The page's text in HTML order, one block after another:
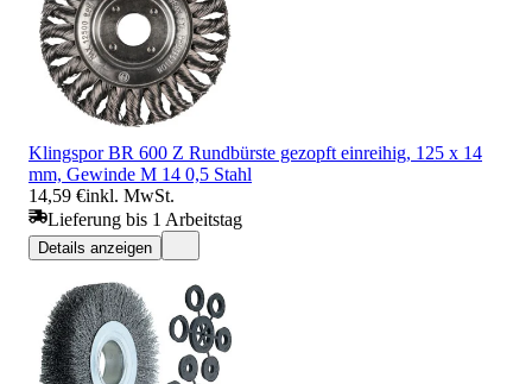
Klingspor BR 600 Z Rundbürste gezopft einreihig, 125 x 14
mm, Gewinde M 14 0,5 Stahl
14,59 €inkl. MwSt.
Lieferung bis 1 Arbeitstag
Details anzeigen